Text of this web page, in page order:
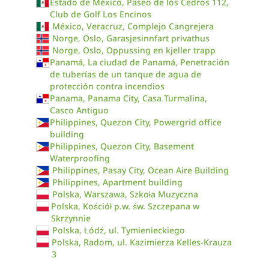
Club de Golf Los Encinos
México, Veracruz, Complejo Cangrejera
Norge, Oslo, Garasjesinnfart privathus
Norge, Oslo, Oppussing en kjeller trapp
Panamá, La ciudad de Panamá, Penetración
de tuberías de un tanque de agua de
protección contra incendios
Panama, Panama City, Casa Turmalina,
Casco Antiguo
Philippines, Quezon City, Powergrid office
building
Philippines, Quezon City, Basement
Waterproofing
Philippines, Pasay City, Ocean Aire Building
Philippines, Apartment building
Polska, Warszawa, Szkoła Muzyczna
Polska, Kościół p.w. św. Szczepana w
Skrzynnie
Polska, Łódź, ul. Tymienieckiego
Polska, Radom, ul. Kazimierza Kelles-Krauza
3